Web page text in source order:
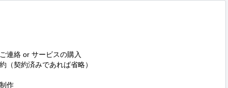
連絡 or サービスの購入
契約済みであれば省略）
作